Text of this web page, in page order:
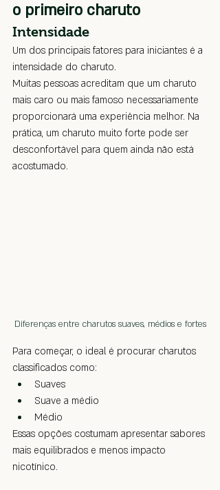
o primeiro charuto
Intensidade
Um dos principais fatores para iniciantes é a
intensidade do charuto.
Muitas pessoas acreditam que um charuto
mais caro ou mais famoso necessariamente
proporcionará uma experiência melhor. Na
prática, um charuto muito forte pode ser
desconfortável para quem ainda não está
acostumado.
Diferenças entre charutos suaves, médios e fortes
Para começar, o ideal é procurar charutos
classificados como:
Suaves
Suave a médio
Médio
Essas opções costumam apresentar sabores
mais equilibrados e menos impacto
nicotínico.